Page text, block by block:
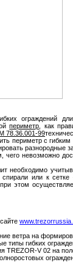
ограждений
периметр , как
78.36.001-99
периметр с гибким
разнородные
невозможно
необходимо
или к
этом
ветра на
типы гибких
V 02 на